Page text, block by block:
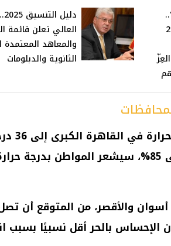
العالي تعلن قائمة
والمعاهد المعتمدة
الثانوية والدبلومات
بحسب بيان الهيئة، تصل
مئوية، ومع نسبة رطوبة تصل إلى 85%، سيشعر المواطن
والأقصر، من المتوقع أن
43 درجة، رغم أن الإحساس بالحر أقل نسبيًا